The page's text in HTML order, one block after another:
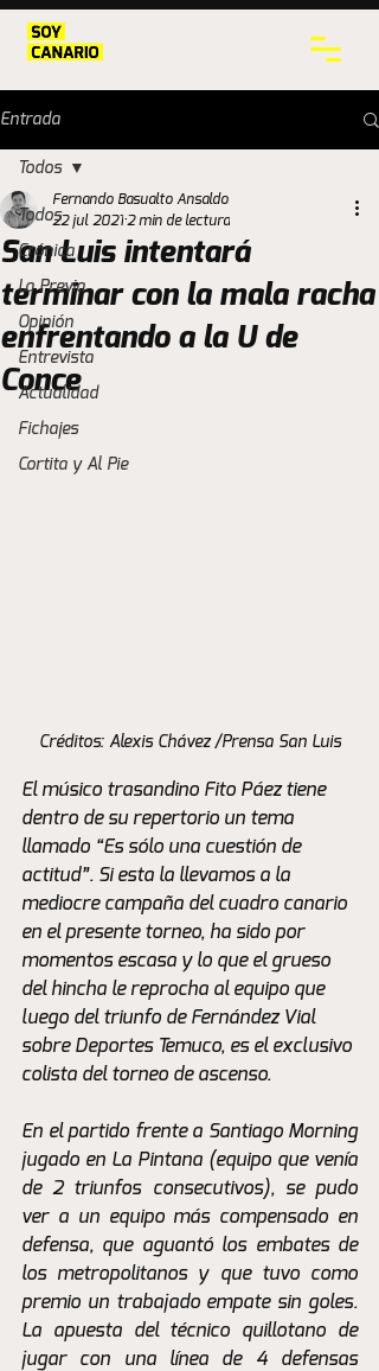
Entrada
Todos
Crónica
La Previa
Opinión
Entrevista
Actualidad
Fichajes
Cortita y Al Pie
Todos
San Luis intentará
terminar con la mala racha
enfrentando a la U de
Conce
Fernando Basualto Ansaldo
22 jul 2021 2 min de lectura
Créditos: Alexis Chávez /Prensa San Luis
El músico trasandino Fito Páez tiene
dentro de su repertorio un tema
llamado “Es sólo una cuestión de
actitud”. Si esta la llevamos a la
mediocre campaña del cuadro canario
en el presente torneo, ha sido por
momentos escasa y lo que el grueso
del hincha le reprocha al equipo que
luego del triunfo de Fernández Vial
sobre Deportes Temuco, es el exclusivo
colista del torneo de ascenso.
En el partido frente a Santiago Morning
jugado en La Pintana (equipo que venía
de 2 triunfos consecutivos), se pudo
ver a un equipo más compensado en
defensa, que aguantó los embates de
los metropolitanos y que tuvo como
premio un trabajado empate sin goles.
La apuesta del técnico quillotano de
jugar con una línea de 4 defensas